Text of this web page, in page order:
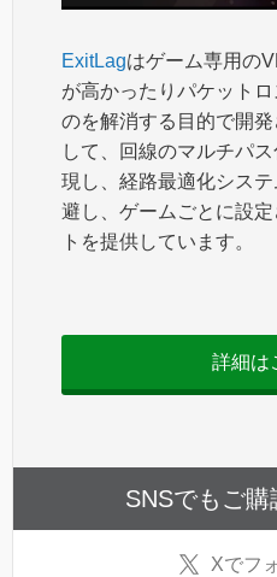
ExitLagはゲーム専用の
が高かったりパケット
のを解消する目的で開
して、回線のマルチパ
現し、経路最適化シス
避し、ゲームごとに設
トを提供しています。
詳細は
SNSでもご購
Xでフ